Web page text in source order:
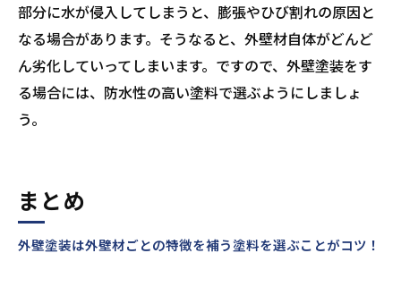
部分に水が侵入してしまうと、膨張やひび割れの原因と
なる場合があります。そうなると、外壁材自体がどんど
ん劣化していってしまいます。ですので、外壁塗装をす
る場合には、防水性の高い塗料で選ぶようにしましょ
う。
外壁塗装は外壁材ごとの特徴を補う塗料を選ぶことがコツ！
まとめ